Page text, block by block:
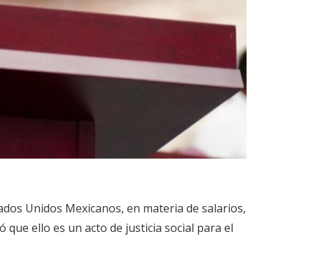
Unidos Mexicanos, en materia de salarios,
que ello es un acto de justicia social para el